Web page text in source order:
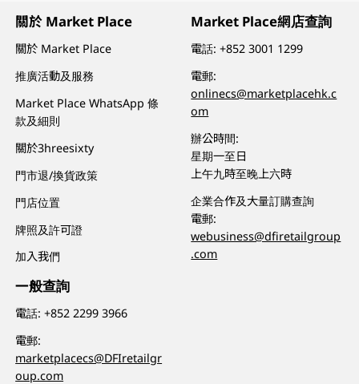
關於 Market Place
關於 Market Place
推廣活動及服務
Market Place WhatsApp 條
款及細則
關於3hreesixty
門市退/換貨政策
門店位置
牌照及許可證
加入我們
一般查詢
電話:+852 2299 3966
電郵:
marketplacecs@DFIretailgr
oup.com
Market Place網店查詢
電話:+852 3001 1299
電郵:
onlinecs@marketplacehk.c
om
辦公時間:
星期一至日
上午九時至晚上六時
企業合作及大量訂購查詢
電郵:
webusiness@dfiretailgroup
.com